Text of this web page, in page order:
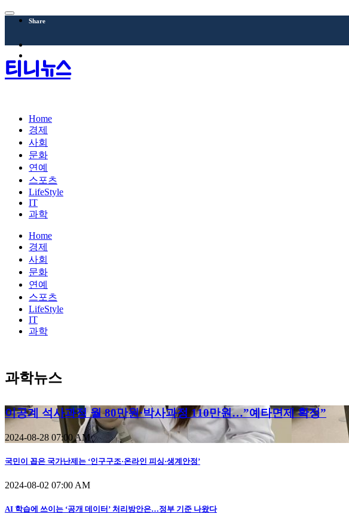
Share
티니뉴스
Home
경제
사회
문화
연예
스포츠
LifeStyle
IT
과학
Home
경제
사회
문화
연예
스포츠
LifeStyle
IT
과학
과학뉴스
이공계 석사과정 월 80만원·박사과정 110만원…”예타면제 확정”
2024-08-28 07:00 AM
국민이 꼽은 국가난제는 ‘인구구조·온라인 피싱·생계안정’
2024-08-02 07:00 AM
AI 학습에 쓰이는 ‘공개 데이터’ 처리방안은…정부 기준 나왔다